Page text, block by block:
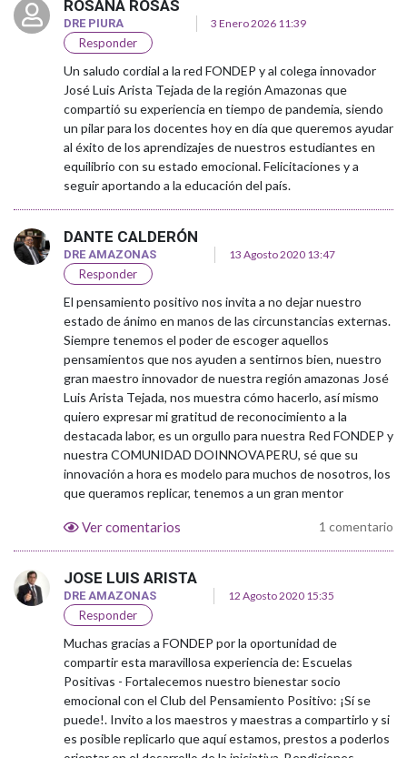
ROSANA ROSAS
DRE PIURA 3 Enero 2026 11:39
Responder
Un saludo cordial a la red FONDEP y al colega innovador
José Luis Arista Tejada de la región Amazonas que
compartió su experiencia en tiempo de pandemia, siendo
un pilar para los docentes hoy en día que queremos ayudar
al éxito de los aprendizajes de nuestros estudiantes en
equilibrio con su estado emocional. Felicitaciones y a
seguir aportando a la educación del país.
DANTE CALDERÓN
DRE AMAZONAS 13 Agosto 2020 13:47
Responder
El pensamiento positivo nos invita a no dejar nuestro
estado de ánimo en manos de las circunstancias externas.
Siempre tenemos el poder de escoger aquellos
pensamientos que nos ayuden a sentirnos bien, nuestro
gran maestro innovador de nuestra región amazonas José
Luis Arista Tejada, nos muestra cómo hacerlo, así mismo
quiero expresar mi gratitud de reconocimiento a la
destacada labor, es un orgullo para nuestra Red FONDEP y
nuestra COMUNIDAD DOINNOVAPERU, sé que su
innovación a hora es modelo para muchos de nosotros, los
que queramos replicar, tenemos a un gran mentor
Ver comentarios 1 comentario
JOSE LUIS ARISTA
DRE AMAZONAS 12 Agosto 2020 15:35
Responder
Muchas gracias a FONDEP por la oportunidad de
compartir esta maravillosa experiencia de: Escuelas
Positivas - Fortalecemos nuestro bienestar socio
emocional con el Club del Pensamiento Positivo: ¡Sí se
puede!. Invito a los maestros y maestras a compartirlo y si
es posible replicarlo que aquí estamos, prestos a poderlos